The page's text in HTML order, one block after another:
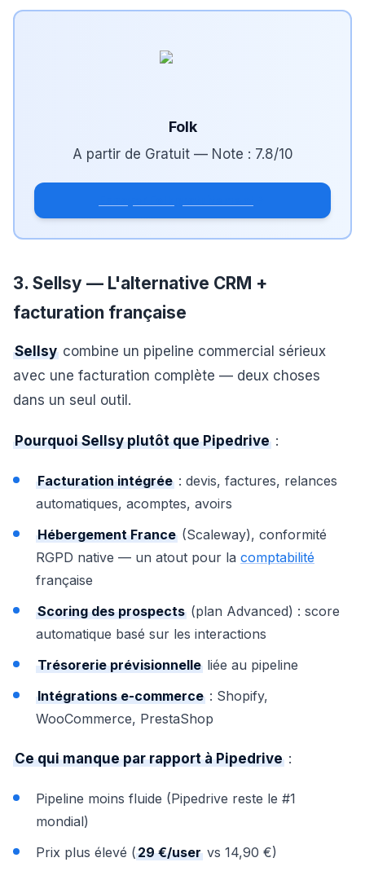
Folk
A partir de Gratuit— Note : 7.8/10
3. Sellsy — L'alternative CRM +
facturation française
Sellsy combine un pipeline commercial sérieux
avec une facturation complète — deux choses
dans un seul outil.
Pourquoi Sellsy plutôt que Pipedrive :
Facturation intégrée : devis, factures, relances
automatiques, acomptes, avoirs
Hébergement France (Scaleway), conformité
RGPD native — un atout pour la comptabilité
française
Scoring des prospects (plan Advanced) : score
automatique basé sur les interactions
Trésorerie prévisionnelle liée au pipeline
Intégrations e-commerce : Shopify,
WooCommerce, PrestaShop
Ce qui manque par rapport à Pipedrive :
Pipeline moins fluide (Pipedrive reste le #1
mondial)
Prix plus élevé (29 €/user vs 14,90 €)